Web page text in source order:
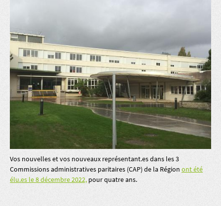
Vos nouvelles et vos nouveaux représentant.es dans les 3
Commissions administratives paritaires (CAP) de la Région ont été
élu.es le 8 décembre 2022, pour quatre ans.